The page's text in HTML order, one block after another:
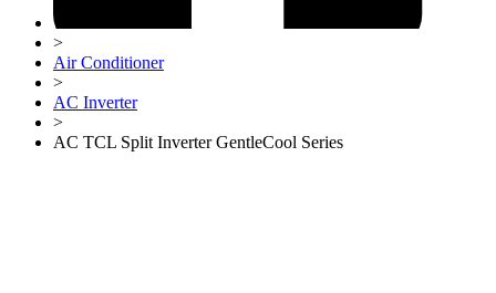
>
Air Conditioner
>
AC Inverter
>
AC TCL Split Inverter GentleCool Series